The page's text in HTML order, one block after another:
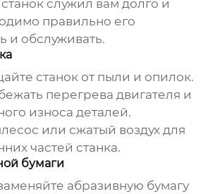
служил вам долго и
правильно его
и обслуживать.
станок от пыли и опилок.
перегрева двигателя и
износа деталей.
или сжатый воздух для
частей станка.
бумаги
абразивную бумагу